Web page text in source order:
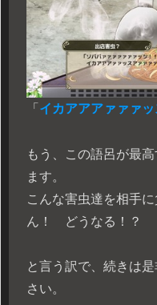
「 イカアアアァァァッ
もう、この語呂が最
ます。
こんな害虫達を相手
ん！ どうなる！？
と言う訳で、続きは
さい。